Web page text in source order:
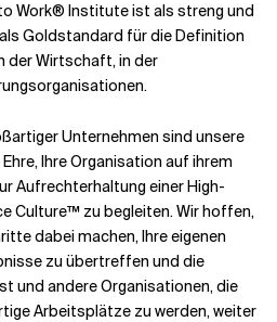
Work® Institute ist als streng und
Goldstandard für die Definition
der Wirtschaft, in der
Unternehmen sind unsere
Ihre Organisation auf ihrem
Aufrechterhaltung einer High-
Culture™ zu begleiten. Wir hoffen,
dabei machen, Ihre eigenen
zu übertreffen und die
und andere Organisationen, die
Arbeitsplätze zu werden, weiter